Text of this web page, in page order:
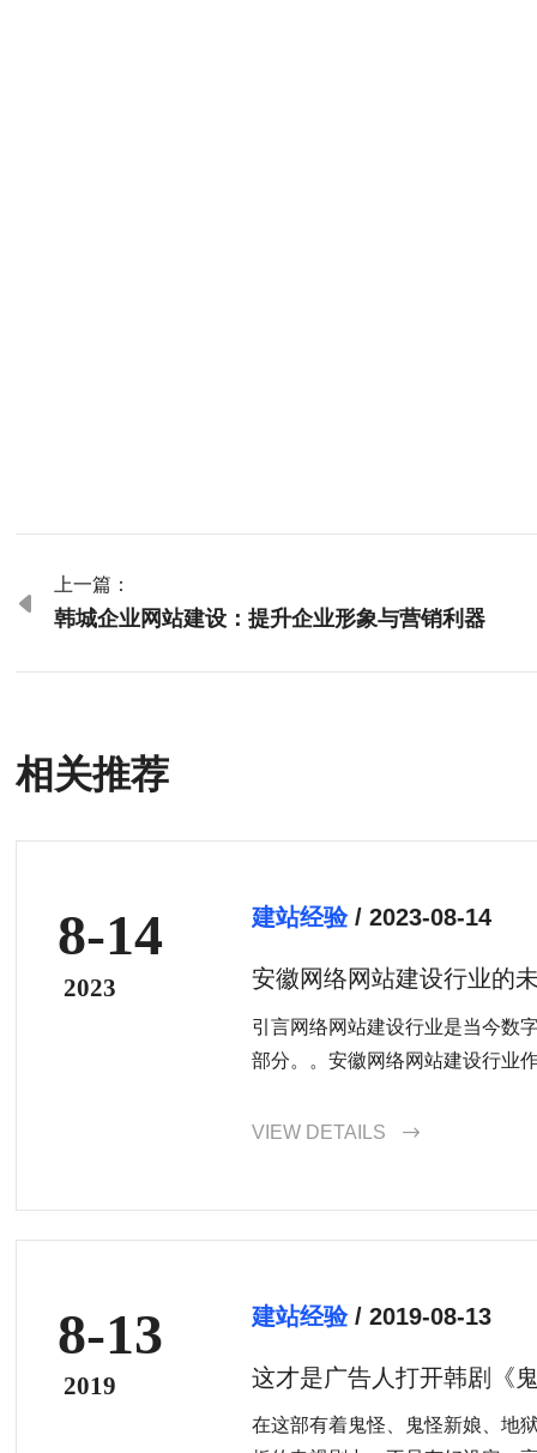

上一篇：
韩城企业网站建设：提升企业形象与营销利器
相关推荐
8-14
2023
建站经验/ 2023-08-14
安徽网络网站建设行业的
引言网络网站建设行业是当今数
部分。。安徽网络网站建设行业
VIEW DETAILS 
8-13
2019
建站经验/ 2019-08-13
这才是广告人打开韩剧《
在这部有着鬼怪、鬼怪新娘、地